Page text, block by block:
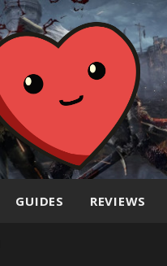
GUIDES REVIEWS